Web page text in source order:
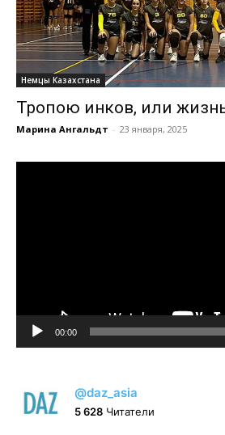
Немцы Казахстана
Тропою инков, или
Марина Ангальдт - 23 января, 2025
00:00
@daz_asia
5 628 Читатели